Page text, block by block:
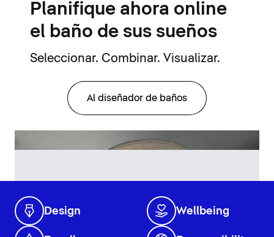
Planifique ahora online
el baño de sus sueños
Seleccionar. Combinar. Visualizar.
Al diseñador de baños
Design Wellbeing